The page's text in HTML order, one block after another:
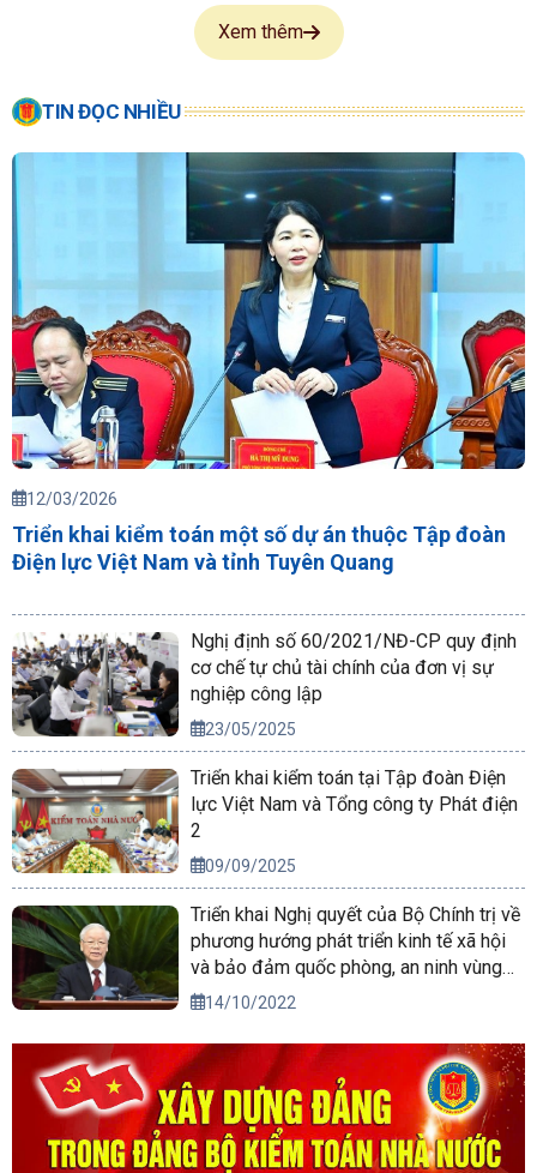
Xem thêm
TIN ĐỌC NHIỀU
12/03/2026
Triển khai kiểm toán một số dự án thuộc Tập đoàn
Điện lực Việt Nam và tỉnh Tuyên Quang
Nghị định số 60/2021/NĐ-CP quy định
cơ chế tự chủ tài chính của đơn vị sự
nghiệp công lập
23/05/2025
Triển khai kiểm toán tại Tập đoàn Điện
lực Việt Nam và Tổng công ty Phát điện
2
09/09/2025
Triển khai Nghị quyết của Bộ Chính trị về
phương hướng phát triển kinh tế xã hội
và bảo đảm quốc phòng, an ninh vùng
Tây Nguyên đến năm 2030, tầm nhìn
14/10/2022